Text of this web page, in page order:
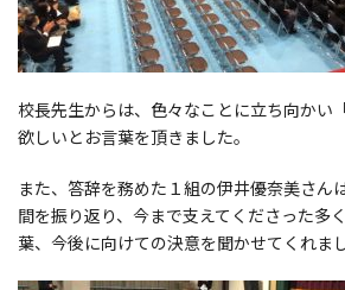
校長先生からは、色々なことに立ち向かい
欲しいとお言葉を頂きました。
また、答辞を務めた１組の伊井優奈美さん
間を振り返り、今まで支えてくださった多
葉、今後に向けての決意を聞かせてくれまし